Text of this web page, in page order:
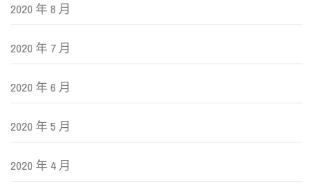
2020 年 8 月
2020 年 7 月
2020 年 6 月
2020 年 5 月
2020 年 4 月